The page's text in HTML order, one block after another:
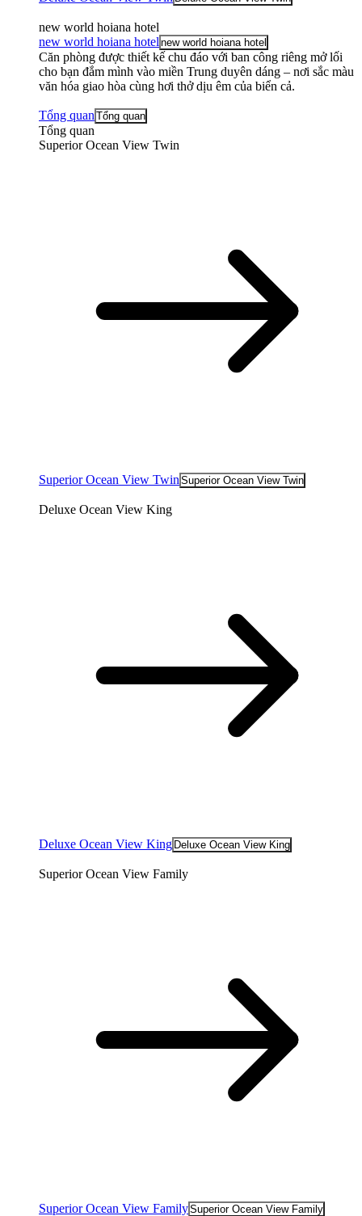
new world hoiana hotel
new world hoiana hotel new world hoiana hotel
Căn phòng được thiết kế chu đáo với ban công riêng mở lối
cho bạn đắm mình vào miền Trung duyên dáng – nơi sắc màu
văn hóa giao hòa cùng hơi thở dịu êm của biển cả.
Tổng quan Tổng quan
Tổng quan
Superior Ocean View Twin
Superior Ocean View Twin Superior Ocean View Twin
Deluxe Ocean View King
Deluxe Ocean View King Deluxe Ocean View King
Superior Ocean View Family
Superior Ocean View FamilySuperior Ocean View Family